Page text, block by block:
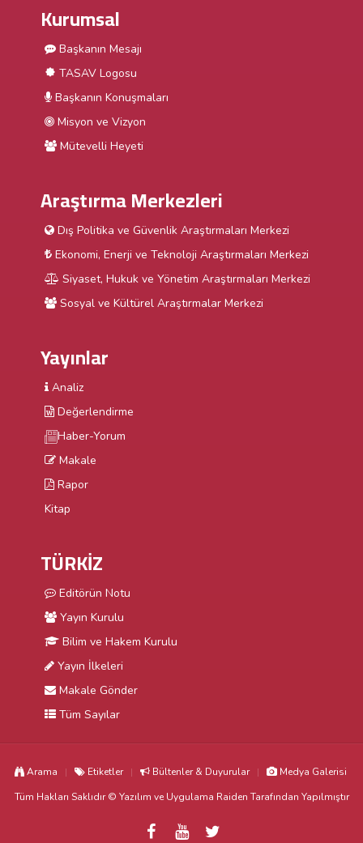
Kurumsal
Başkanın Mesajı
TASAV Logosu
Başkanın Konuşmaları
Misyon ve Vizyon
Mütevelli Heyeti
Araştırma Merkezleri
Dış Politika ve Güvenlik Araştırmaları Merkezi
Ekonomi, Enerji ve Teknoloji Araştırmaları Merkezi
Siyaset, Hukuk ve Yönetim Araştırmaları Merkezi
Sosyal ve Kültürel Araştırmalar Merkezi
Yayınlar
Analiz
Değerlendirme
Haber-Yorum
Makale
Rapor
Kitap
TÜRKİZ
Editörün Notu
Yayın Kurulu
Bilim ve Hakem Kurulu
Yayın İlkeleri
Makale Gönder
Tüm Sayılar
Arama Etiketler Bültenler & Duyurular
Medya Galerisi
Tüm Hakları Saklıdır © Yazılım ve Uygulama Raiden Tarafından Yapılmıştır